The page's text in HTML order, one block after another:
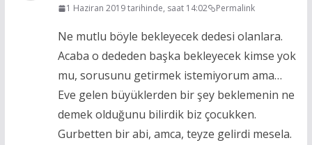
1 Haziran 2019 tarihinde, saat 14:02 Permalink
Ne mutlu böyle bekleyecek dedesi olanlara.
Acaba o dededen başka bekleyecek kimse yok
mu, sorusunu getirmek istemiyorum ama…
Eve gelen büyüklerden bir şey beklemenin ne
demek olduğunu bilirdik biz çocukken.
Gurbetten bir abi, amca, teyze gelirdi mesela.